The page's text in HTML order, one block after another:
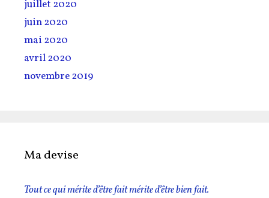
juillet 2020
juin 2020
mai 2020
avril 2020
novembre 2019
Ma devise
Tout ce qui mérite d’être fait mérite d’être bien fait.